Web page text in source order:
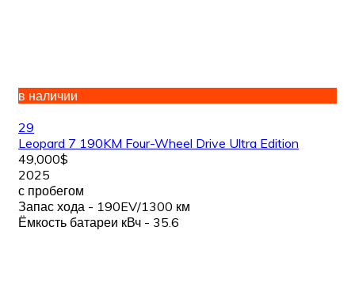
в наличии
29
Leopard 7 190KM Four-Wheel Drive Ultra Edition
49,000$
2025
с пробегом
Запас хода - 190EV/1300 км
Ёмкость батареи кВч - 35.6